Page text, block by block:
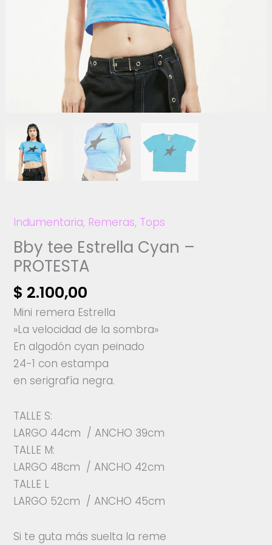
Indumentaria, Remeras, Tops
Bby tee Estrella Cyan –
PROTESTA
$ 2.100,00
Mini remera Estrella
»La velocidad de la sombra»
En algodón cyan peinado
24-1 con estampa
en serigrafía negra.
TALLE S:
LARGO 44cm / ANCHO 39cm
TALLE M:
LARGO 48cm / ANCHO 42cm
TALLE L
LARGO 52cm / ANCHO 45cm
Si te guta más suelta la reme